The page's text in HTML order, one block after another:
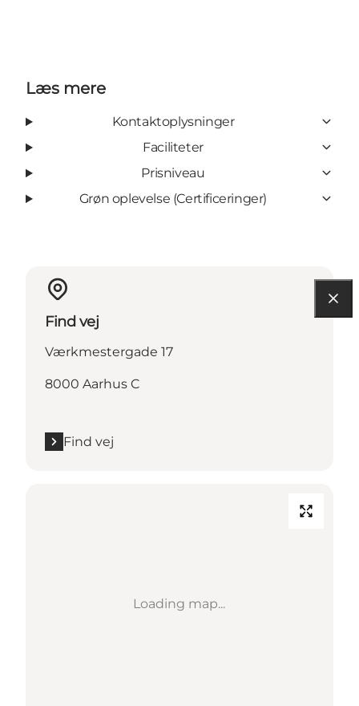
Læs mere
Kontaktoplysninger
Faciliteter
Prisniveau
Grøn oplevelse (Certificeringer)
Find vej
Værkmestergade 17
8000 Aarhus C
Find vej
Loading map...